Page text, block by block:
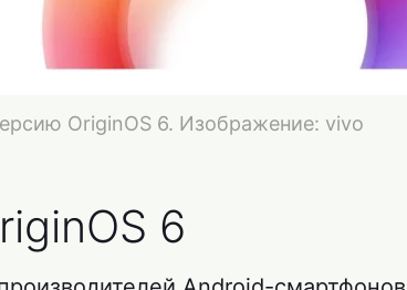
OriginOS 6. Изображение: vivo
6